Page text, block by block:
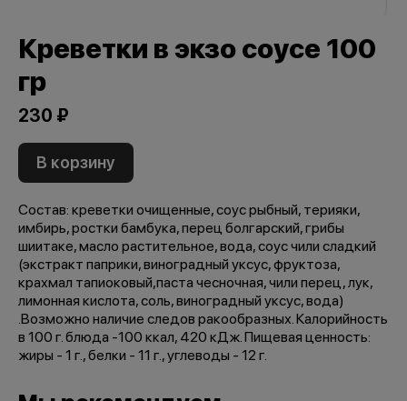
Креветки в экзо соусе 100
гр
230 ₽
В корзину
Состав: креветки очищенные, соус рыбный, терияки,
имбирь, ростки бамбука, перец болгарский, грибы
шиитаке, масло растительное, вода, соус чили сладкий
(экстракт паприки, виноградный уксус, фруктоза,
крахмал тапиоковый,паста чесночная, чили перец, лук,
лимонная кислота, соль, виноградный уксус, вода)
.Возможно наличие следов ракообразных. Калорийность
в 100 г. блюда -100 ккал, 420 кДж. Пищевая ценность:
жиры - 1 г., белки - 11 г., углеводы - 12 г.